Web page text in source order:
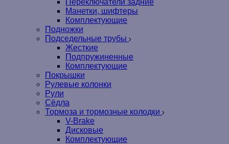
Переключатели задние
Манетки, шифтеры
Комплектующие
Подножки
Подседельные трубы
Жесткие
Подпружиненные
Комплектующие
Покрышки
Рулевые колонки
Рули
Сёдла
Тормоза и тормозные колодки
V-Brake
Дисковые
Комплектующие